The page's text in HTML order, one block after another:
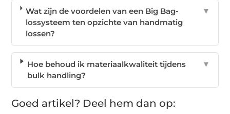
Wat zijn de voordelen van een Big Bag-
lossysteem ten opzichte van handmatig
lossen?
▼
Hoe behoud ik materiaalkwaliteit tijdens
bulk handling?
▼
Goed artikel? Deel hem dan op: